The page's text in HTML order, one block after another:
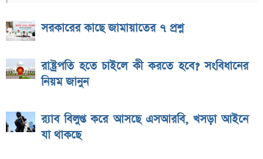
সরকারের কাছে জামায়াতের ৭ প্রশ্ন
রাষ্ট্রপতি হতে চাইলে কী করতে হবে? সংবিধানের
নিয়ম জানুন
র‌্যাব বিলুপ্ত করে আসছে এসআরবি, খসড়া আইনে
যা থাকছে